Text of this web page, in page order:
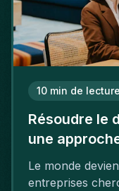
10 min de lecture
Résoudre le
une
recrutement
Le monde
entreprises